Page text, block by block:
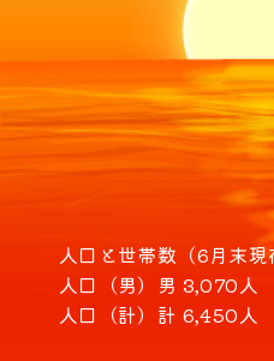
人口と世帯数（6月末現
人口（男） 男 3,070人
人口（計） 計 6,450人